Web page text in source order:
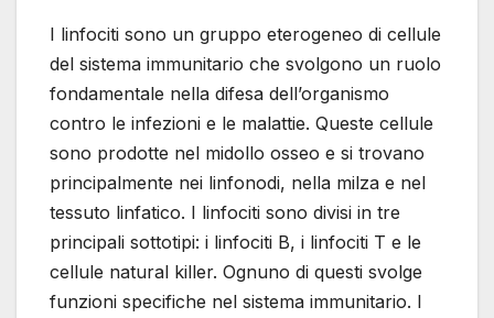
I linfociti sono un gruppo eterogeneo di cellule
del sistema immunitario che svolgono un ruolo
fondamentale nella difesa dell’organismo
contro le infezioni e le malattie. Queste cellule
sono prodotte nel midollo osseo e si trovano
principalmente nei linfonodi, nella milza e nel
tessuto linfatico. I linfociti sono divisi in tre
principali sottotipi: i linfociti B, i linfociti T e le
cellule natural killer. Ognuno di questi svolge
funzioni specifiche nel sistema immunitario. I